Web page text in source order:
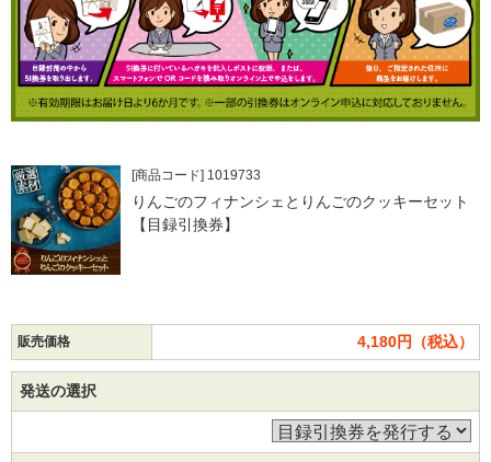
[商品コード] 1019733
りんごのフィナンシェとりんごのクッキーセット
【目録引換券】
販売価格 4,180円（税込）
発送の選択